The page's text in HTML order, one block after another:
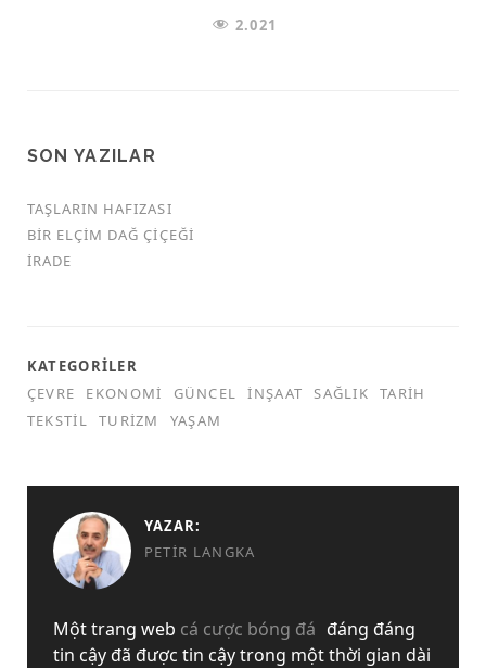
2.021
SON YAZILAR
TAŞLARIN HAFIZASI
BIR ELÇIM DAĞ ÇIÇEĞI
İRADE
KATEGORILER
ÇEVRE
EKONOMI GÜNCEL İNŞAAT SAĞLIK
TARIH
TEKSTIL
TURIZM YAŞAM
YAZAR:
PETIR LANGKA
Một trang web cá cược bóng đá đáng đáng
tin cậy đã được tin cậy trong một thời gian dài